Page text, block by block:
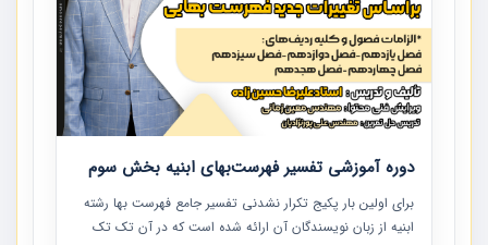
دوره آموزشی تفسیر فهرست‌بهای ابنیه بخش سوم
برای اولین بار پکیج تکرار نشدنی تفسیر جامع فهرست بها رشته
ابنیه از زبان نویسندگان آن ارائه شده است که در آن تک تک